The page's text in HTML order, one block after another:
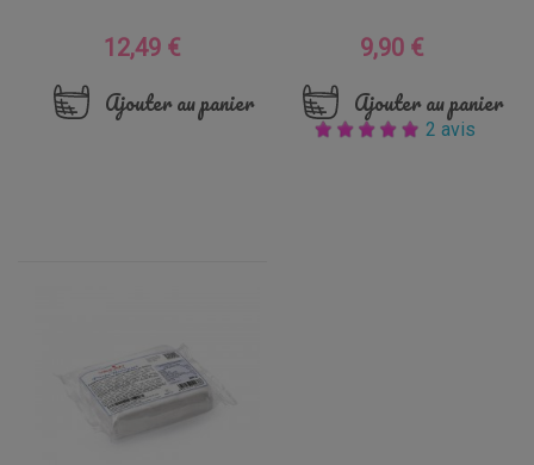
Prix
12,49 €
Ajouter au panier
Prix
9,90 €
Ajouter au panier
2 avis